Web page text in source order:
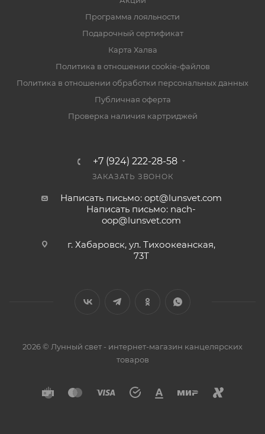
Программа лояльности
Подарочный сертификат
Карта Халва
Политика в отношении cookie-файлов
Политика в отношении обработки персональных данных
Публичная оферта
Проверка наличия картриджей
+7 (924) 222-28-58
ЗАКАЗАТЬ ЗВОНОК
Написать письмо: opt@lunsvet.com
Написать письмо: nach-
oop@lunsvet.com
г. Хабаровск, ул. Тихоокеанская,
73Т
2026 © Лунный свет - интернет-магазин канцелярских
товаров